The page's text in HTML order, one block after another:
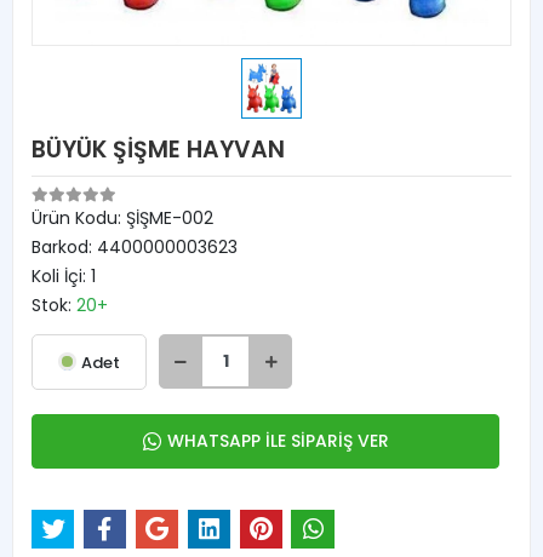
BÜYÜK ŞİŞME HAYVAN
Ürün Kodu: ŞİŞME-002
Barkod: 4400000003623
Koli İçi: 1
Stok: 20+
Adet
WHATSAPP İLE SİPARİŞ VER